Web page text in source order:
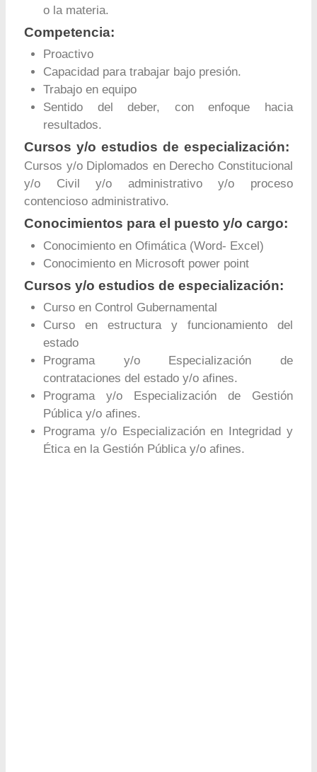
o la materia.
Competencia:
Proactivo
Capacidad para trabajar bajo presión.
Trabajo en equipo
Sentido del deber, con enfoque hacia
resultados.
Cursos y/o estudios de especialización:
Cursos y/o Diplomados en Derecho Constitucional
y/o Civil y/o administrativo y/o proceso
contencioso administrativo.
Conocimientos para el puesto y/o cargo:
Conocimiento en Ofimática (Word- Excel)
Conocimiento en Microsoft power point
Cursos y/o estudios de especialización:
Curso en Control Gubernamental
Curso en estructura y funcionamiento del
estado
Programa y/o Especialización de
contrataciones del estado y/o afines.
Programa y/o Especialización de Gestión
Pública y/o afines.
Programa y/o Especialización en Integridad y
Ética en la Gestión Pública y/o afines.